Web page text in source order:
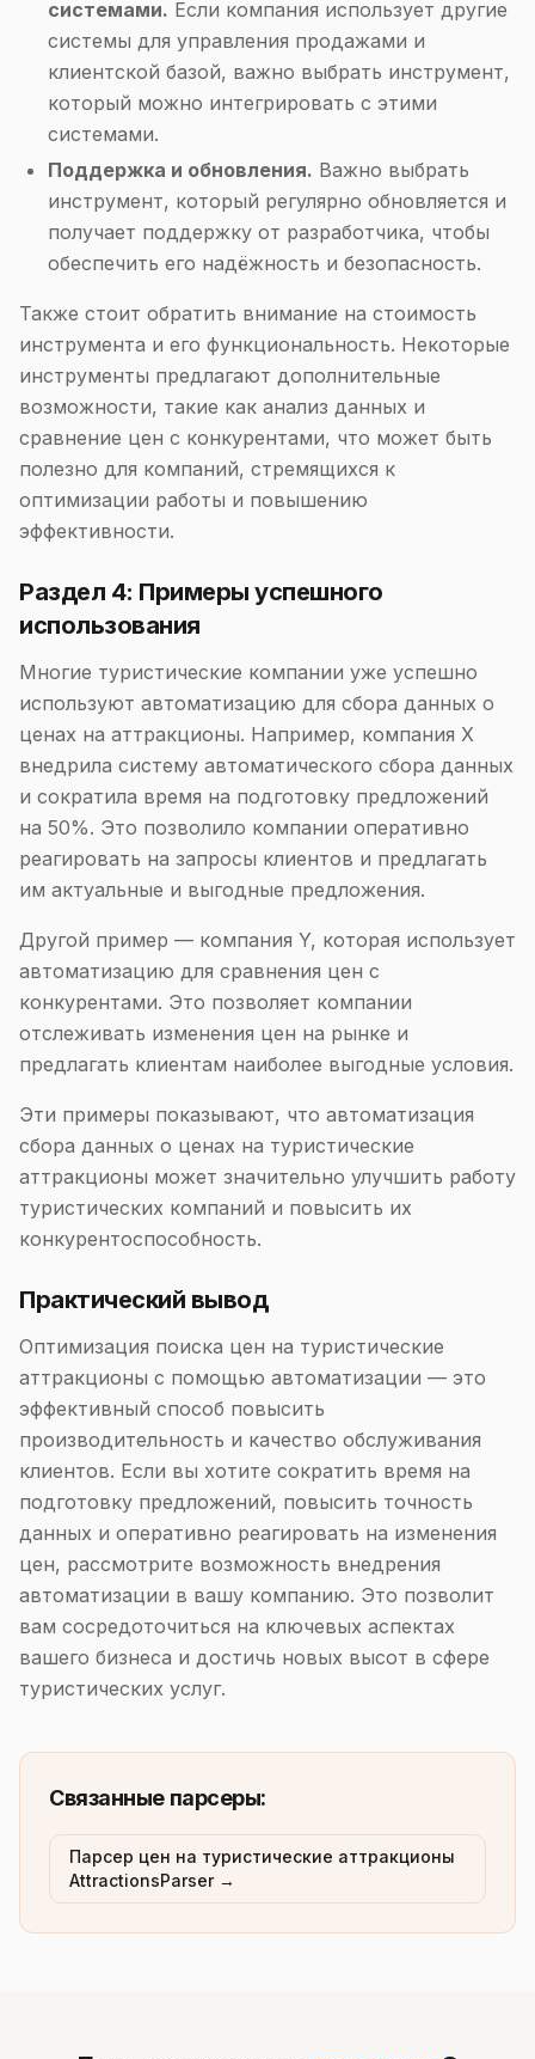
системами. Если компания использует другие
системы для управления продажами и
клиентской базой, важно выбрать инструмент,
который можно интегрировать с этими
системами.
Поддержка и обновления. Важно выбрать
инструмент, который регулярно обновляется и
получает поддержку от разработчика, чтобы
обеспечить его надёжность и безопасность.
Также стоит обратить внимание на стоимость
инструмента и его функциональность. Некоторые
инструменты предлагают дополнительные
возможности, такие как анализ данных и
сравнение цен с конкурентами, что может быть
полезно для компаний, стремящихся к
оптимизации работы и повышению
эффективности.
Раздел 4: Примеры успешного
использования
Многие туристические компании уже успешно
используют автоматизацию для сбора данных о
ценах на аттракционы. Например, компания X
внедрила систему автоматического сбора данных
и сократила время на подготовку предложений
на 50%. Это позволило компании оперативно
реагировать на запросы клиентов и предлагать
им актуальные и выгодные предложения.
Другой пример — компания Y, которая использует
автоматизацию для сравнения цен с
конкурентами. Это позволяет компании
отслеживать изменения цен на рынке и
предлагать клиентам наиболее выгодные условия.
Эти примеры показывают, что автоматизация
сбора данных о ценах на туристические
аттракционы может значительно улучшить работу
туристических компаний и повысить их
конкурентоспособность.
Практический вывод
Оптимизация поиска цен на туристические
аттракционы с помощью автоматизации — это
эффективный способ повысить
производительность и качество обслуживания
клиентов. Если вы хотите сократить время на
подготовку предложений, повысить точность
данных и оперативно реагировать на изменения
цен, рассмотрите возможность внедрения
автоматизации в вашу компанию. Это позволит
вам сосредоточиться на ключевых аспектах
вашего бизнеса и достичь новых высот в сфере
туристических услуг.
Связанные парсеры:
Парсер цен на туристические аттракционы
AttractionsParser →